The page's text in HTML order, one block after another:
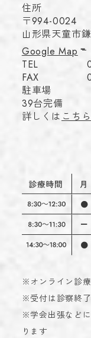
住所
〒994-0024
山形県天童市
Google Map
TEL
FAX
駐車場
39台完備
詳しくは こちら
※オンライン診
※受付は診察終
※学会出張など
ります